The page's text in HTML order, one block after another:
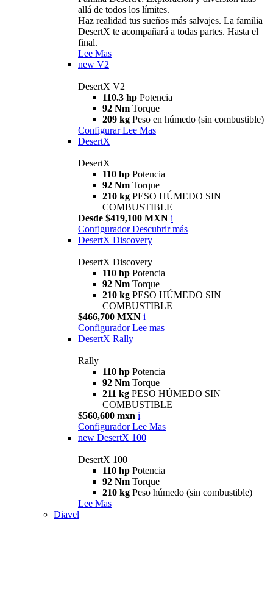
allá de todos los límites.
Haz realidad tus sueños más salvajes. La familia
DesertX te acompañará a todas partes. Hasta el
final.
Lee Mas
new V2
DesertX V2
110.3 hp Potencia
92 Nm Torque
209 kg Peso en húmedo (sin combustible)
Configurar Lee Mas
DesertX
DesertX
110 hp Potencia
92 Nm Torque
210 kg PESO HÚMEDO SIN
COMBUSTIBLE
Desde $419,100 MXN i
Configurador Descubrir más
DesertX Discovery
DesertX Discovery
110 hp Potencia
92 Nm Torque
210 kg PESO HÚMEDO SIN
COMBUSTIBLE
$466,700 MXN i
Configurador Lee mas
DesertX Rally
Rally
110 hp Potencia
92 Nm Torque
211 kg PESO HÚMEDO SIN
COMBUSTIBLE
$560,600 mxn i
Configurador Lee Mas
new DesertX 100
DesertX 100
110 hp Potencia
92 Nm Torque
210 kg Peso húmedo (sin combustible)
Lee Mas
Diavel